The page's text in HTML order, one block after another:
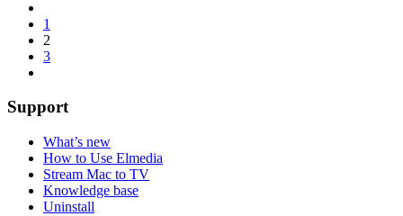
1
2
3
Support
What’s new
How to Use Elmedia
Stream Mac to TV
Knowledge base
Uninstall